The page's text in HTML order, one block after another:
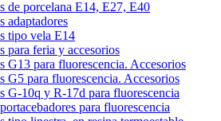
de porcelana E14, E27, E40
adaptadores
tipo vela E14
para feria y accesorios
G13 para fluorescencia. Accesorios
G5 para fluorescencia. Accesorios
G-10q y R-17d para fluorescencia
para fluorescencia